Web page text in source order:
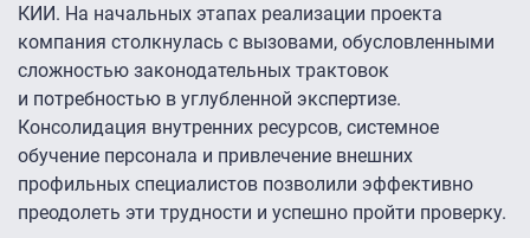
КИИ. На начальных этапах реализации проекта
компания столкнулась с вызовами, обусловленными
сложностью законодательных трактовок
и потребностью в углубленной экспертизе.
Консолидация внутренних ресурсов, системное
обучение персонала и привлечение внешних
профильных специалистов позволили эффективно
преодолеть эти трудности и успешно пройти проверку.